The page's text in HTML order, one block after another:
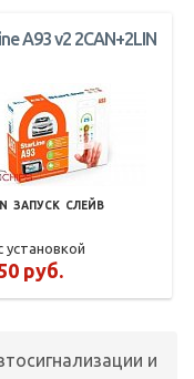
A93 v2 2CAN+2LIN
ЗАПУСК СЛЕЙВ
установкой
руб.
и